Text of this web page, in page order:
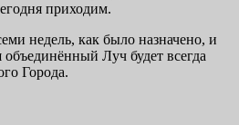
приходим.
недель, как было назначено, и
Луч будет всегда
Города.